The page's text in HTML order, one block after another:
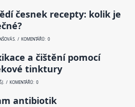
česnek recepty: kolik je
S. / KOMENTÁŘŮ: 0
a čištění pomocí
tinktury
J. / KOMENTÁŘŮ: 0
antibiotik